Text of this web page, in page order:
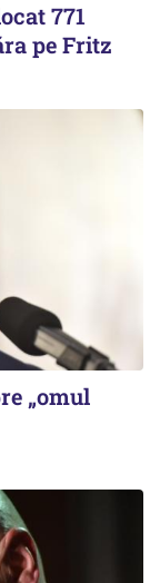
771
pe Fritz
„omul